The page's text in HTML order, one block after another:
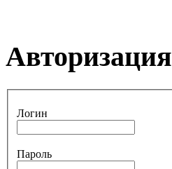
Авторизация
Логин
Пароль